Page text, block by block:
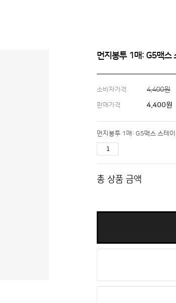
먼지봉투 1매: G5맥스
소비자가격 4,400원
판매가격 4,400원
먼지봉투 1매: G5맥스 스테
총 상품 금액